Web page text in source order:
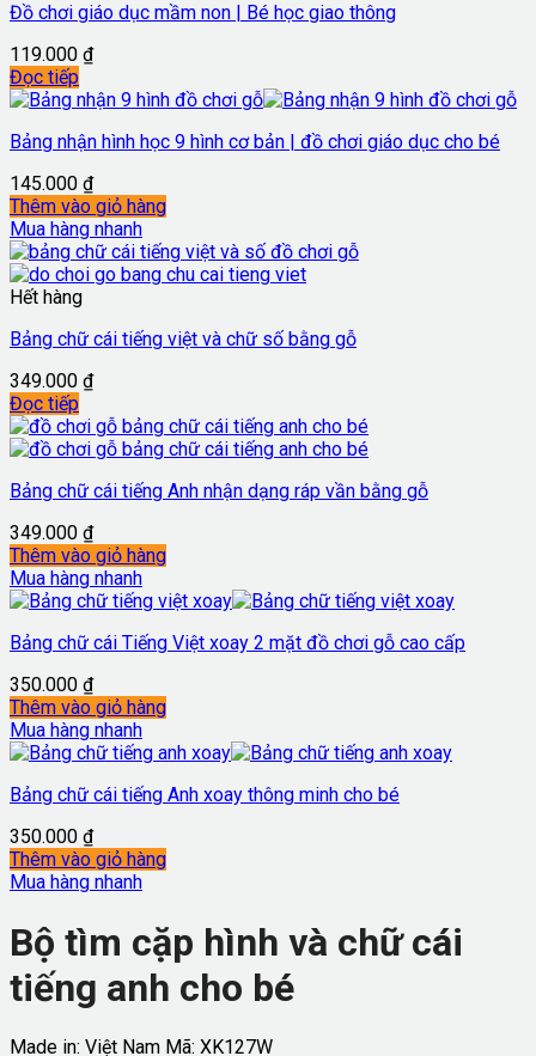
Đồ chơi giáo dục mầm non | Bé học giao thông
119.000 ₫
Đọc tiếp
Bảng nhận hình học 9 hình cơ bản | đồ chơi giáo dục cho bé
145.000 ₫
Thêm vào giỏ hàng
Mua hàng nhanh
Hết hàng
Bảng chữ cái tiếng việt và chữ số bằng gỗ
349.000 ₫
Đọc tiếp
Bảng chữ cái tiếng Anh nhận dạng ráp vần bằng gỗ
349.000 ₫
Thêm vào giỏ hàng
Mua hàng nhanh
Bảng chữ cái Tiếng Việt xoay 2 mặt đồ chơi gỗ cao cấp
350.000 ₫
Thêm vào giỏ hàng
Mua hàng nhanh
Bảng chữ cái tiếng Anh xoay thông minh cho bé
350.000 ₫
Thêm vào giỏ hàng
Mua hàng nhanh
Bộ tìm cặp hình và chữ cái
tiếng anh cho bé
Made in: Việt Nam Mã: XK127W